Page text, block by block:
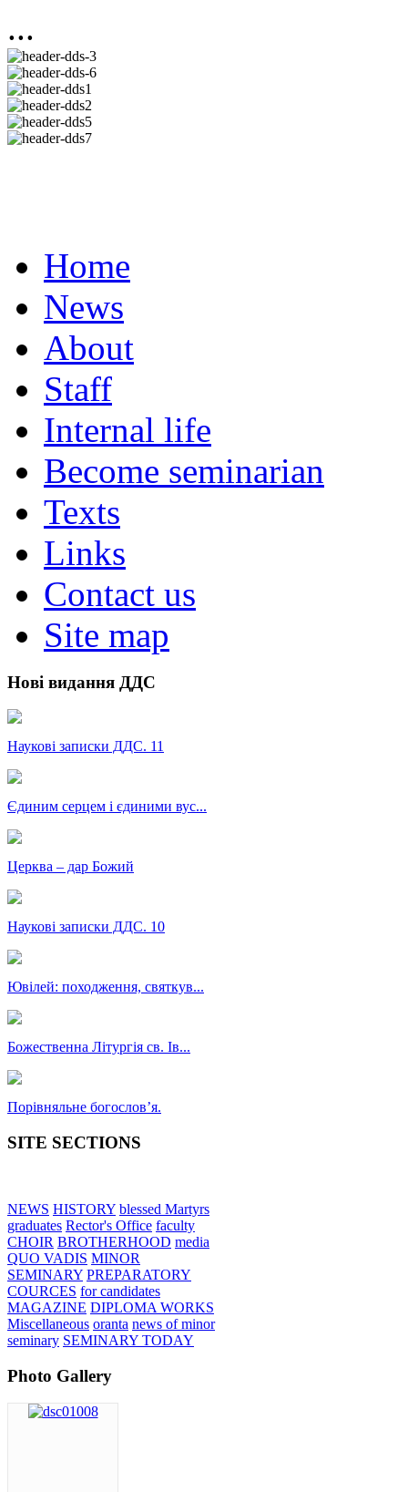
...
Home
News
About
Staff
Internal life
Become seminarian
Texts
Links
Contact us
Site map
Нові видання ДДС
Наукові записки ДДС. 11
Єдиним серцем і єдиними вус...
Церква – дар Божий
Наукові записки ДДС. 10
Ювілей: походження, святкув...
Божественна Літургія св. Ів...
Порівняльне богословʼя.
SITE SECTIONS
NEWS HISTORY blessed Martyrs
graduates Rector's Office faculty
CHOIR BROTHERHOOD media
QUO VADIS MINOR
SEMINARY PREPARATORY
COURCES for candidates
MAGAZINE DIPLOMA WORKS
Miscellaneous oranta news of minor
seminary SEMINARY TODAY
Photo Gallery